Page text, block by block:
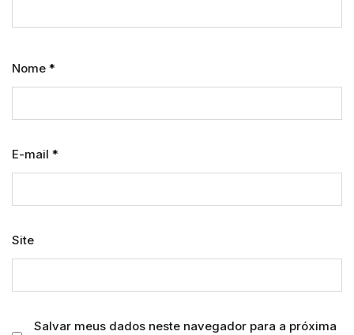
Nome *
E-mail *
Site
Salvar meus dados neste navegador para a próxima